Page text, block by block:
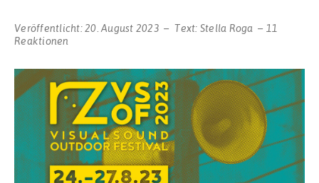
Veröffentlicht:20. August 2023 Text: Stella Roga
11
Reaktionen